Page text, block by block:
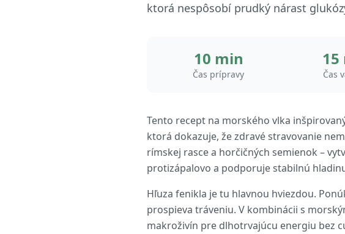
ktorá nespôsobí prudký nárast
10 min
Čas prípravy
15
Čas
Tento recept na morského vlka
ktorá dokazuje, že zdravé stravovanie
rímskej rasce a horčičných semienok –
protizápalovo a podporuje stabilnú
Hľuza fenikla je tu hlavnou hviezdou.
prospieva tráveniu. V kombinácii s
makroživín pre dlhotrvajúcu energiu bez